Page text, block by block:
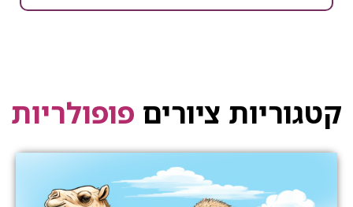
קטגוריות ציורים פופולריות